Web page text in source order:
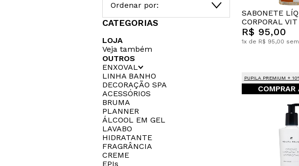
Ordenar por:
CATEGORIAS
LOJA
Veja também
OUTROS
ENXOVAL
LINHA BANHO
DECORAÇÃO SPA
ACESSÓRIOS
BRUMA
PLANNER
ÁLCOOL EM GEL
LAVABO
HIDRATANTE
FRAGRÂNCIA
CREME
EPIs
SABONETE
CORPORAL
R$ 95,00
1x de R$ 95,00
PUPILA PREMIUM +
COMPRAR